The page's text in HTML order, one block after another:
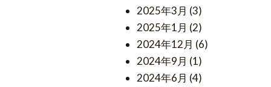
2025年3月 (3)
2025年1月 (2)
2024年12月 (6)
2024年9月 (1)
2024年6月 (4)